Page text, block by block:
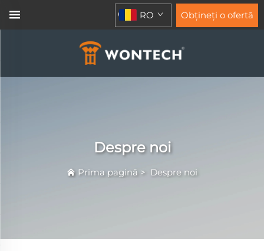
RO Obțineți o ofertă
Despre noi
Prima pagină > Despre noi